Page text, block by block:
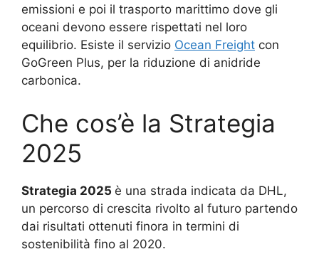
emissioni e poi il trasporto marittimo dove gli
oceani devono essere rispettati nel loro
equilibrio. Esiste il servizio Ocean Freight con
GoGreen Plus, per la riduzione di anidride
carbonica.
Che cos’è la Strategia
2025
Strategia 2025 è una strada indicata da DHL,
un percorso di crescita rivolto al futuro partendo
dai risultati ottenuti finora in termini di
sostenibilità fino al 2020.